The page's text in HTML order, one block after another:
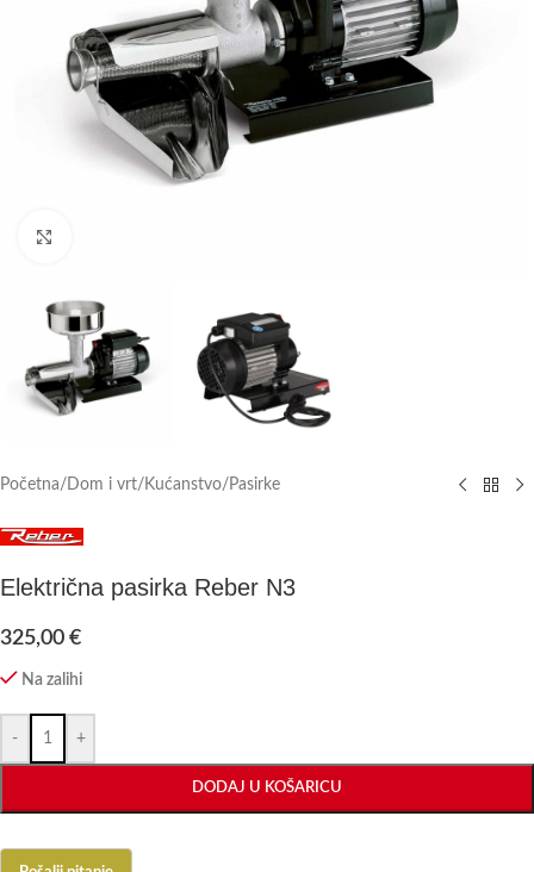
Početna/ Dom i vrt/ Kućanstvo/ Pasirke
Električna pasirka Reber N3
325,00 €
Na zalihi
- +
DODAJ U KOŠARICU